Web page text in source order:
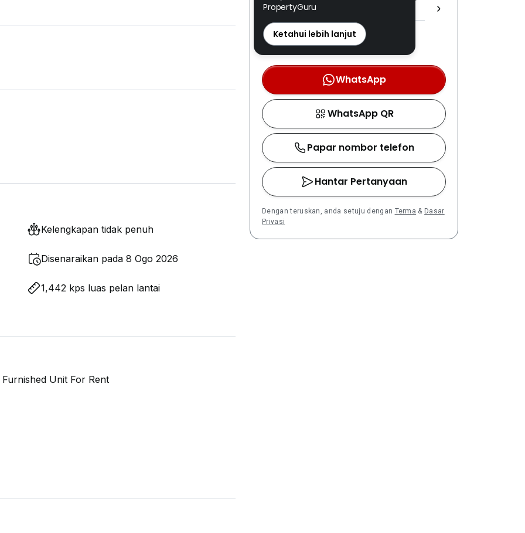
Kelengkapan tidak penuh
Disenaraikan pada 8 Ogo 2026
1,442 kps luas pelan lantai
Unit For Rent
(1) 1605/3 ]
REN: 66348 disahkan
Nombor berdaftar LPEPH
WhatsApp
WhatsApp QR
Papar nombor telefon
Hantar Pertanyaan
Dengan teruskan, anda setuju dengan Terma & Dasar
Privasi
PropertyGuru
Ketahui lebih lanjut